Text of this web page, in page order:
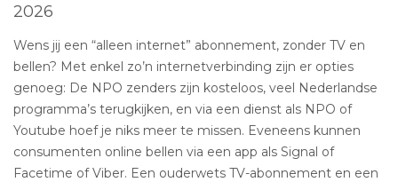
2026
Wens jij een “alleen internet” abonnement, zonder TV en
bellen? Met enkel zo’n internetverbinding zijn er opties
genoeg: De NPO zenders zijn kosteloos, veel Nederlandse
programma’s terugkijken, en via een dienst als NPO of
Youtube hoef je niks meer te missen. Eveneens kunnen
consumenten online bellen via een app als Signal of
Facetime of Viber. Een ouderwets TV-abonnement en een